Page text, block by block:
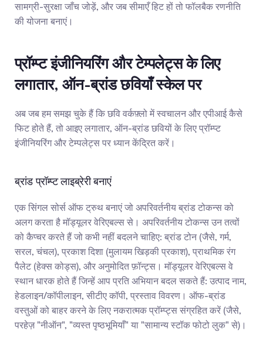
सामग्री-सुरक्षा जाँच जोड़ें, और जब सीमाएँ हिट हों तो फॉलबैक रणनीति
की योजना बनाएं।
प्रॉम्प्ट इंजीनियरिंग और टेम्पलेट्स के लिए
लगातार, ऑन-ब्रांड छवियाँ स्केल पर
अब जब हम समझ चुके हैं कि छवि वर्कफ़्लो में स्वचालन और एपीआई कैसे
फिट होते हैं, तो आइए लगातार, ऑन-ब्रांड छवियों के लिए प्रॉम्प्ट
इंजीनियरिंग और टेम्पलेट्स पर ध्यान केंद्रित करें।
ब्रांड प्रॉम्प्ट लाइब्रेरी बनाएं
एक सिंगल सोर्स ऑफ ट्रुथ बनाएं जो अपरिवर्तनीय ब्रांड टोकन्स को
अलग करता है मॉड्यूलर वेरिएबल्स से। अपरिवर्तनीय टोकन्स उन तत्वों
को कैप्चर करते हैं जो कभी नहीं बदलने चाहिए: ब्रांड टोन (जैसे, गर्म,
सरल, चंचल), प्रकाश दिशा (मुलायम खिड़की प्रकाश), प्राथमिक रंग
पैलेट (हेक्स कोड्स), और अनुमोदित फ़ॉन्ट्स। मॉड्यूलर वेरिएबल्स वे
स्थान धारक होते हैं जिन्हें आप प्रति अभियान बदल सकते हैं: उत्पाद नाम,
हेडलाइन/कॉपीलाइन, सीटीए कॉपी, प्रस्ताव विवरण। ऑफ-ब्रांड
वस्तुओं को बाहर करने के लिए नकरात्मक प्रॉम्प्ट्स संग्रहित करें (जैसे,
परहेज़ "नीऑन", "व्यस्त पृष्ठभूमियाँ" या "सामान्य स्टॉक फोटो लुक" से)।